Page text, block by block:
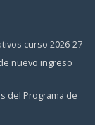
curso 2026-27
nuevo ingreso
del Programa de